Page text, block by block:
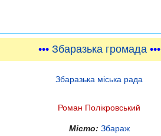
••• Збаразька громада•••
Збаразька міська рада
Роман Полікровський
Місто: Збараж